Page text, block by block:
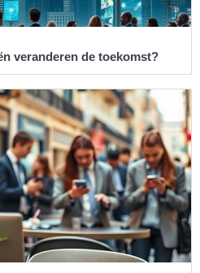
veranderen de toekomst?